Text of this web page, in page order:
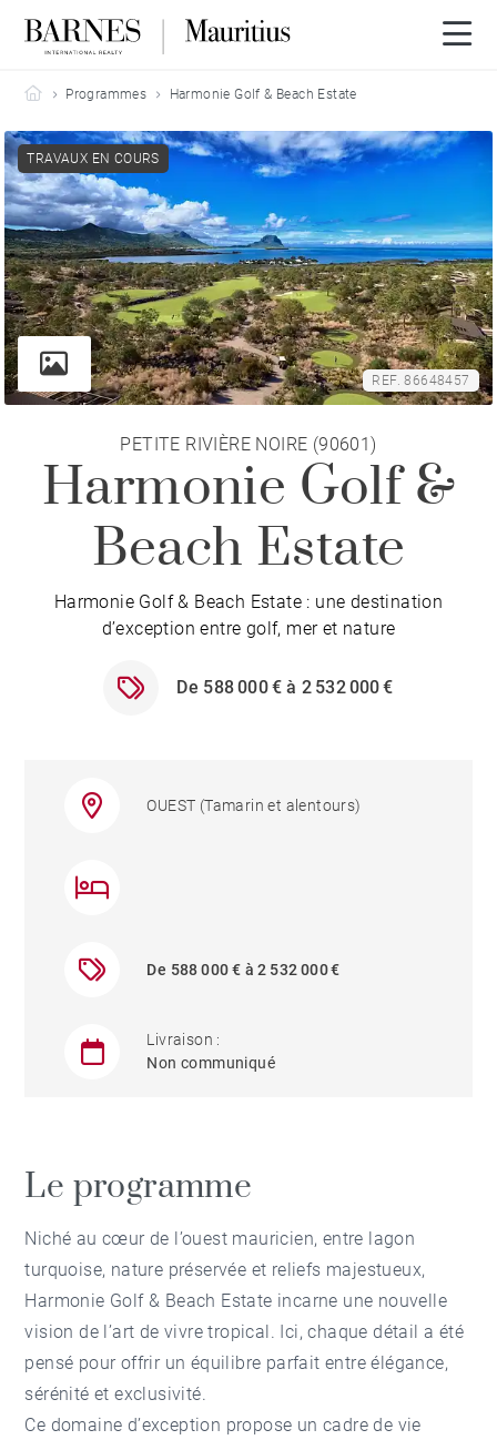
Barnes Mauritius
Programmes Harmonie Golf & Beach Estate
PETITE RIVIÈRE NOIRE (90601)
Harmonie Golf &
Beach Estate
Harmonie Golf & Beach Estate : une destination
d’exception entre golf, mer et nature
De 588 000 € à 2 532 000 €
TRAVAUX EN COURS
REF. 86648457
OUEST (Tamarin et alentours)
De 588 000 € à 2 532 000 €
Livraison :
Non communiqué
Le programme
Niché au cœur de l’ouest mauricien, entre lagon
turquoise, nature préservée et reliefs majestueux,
Harmonie Golf & Beach Estate incarne une nouvelle
vision de l’art de vivre tropical. Ici, chaque détail a été
pensé pour offrir un équilibre parfait entre élégance,
sérénité et exclusivité.
Ce domaine d’exception propose un cadre de vie